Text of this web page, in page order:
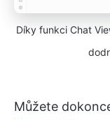
Díky funkci Chat
Můžete